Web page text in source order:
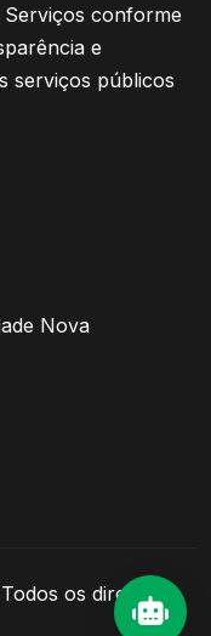
Serviços conforme
e
serviços públicos
Nova
os direitos